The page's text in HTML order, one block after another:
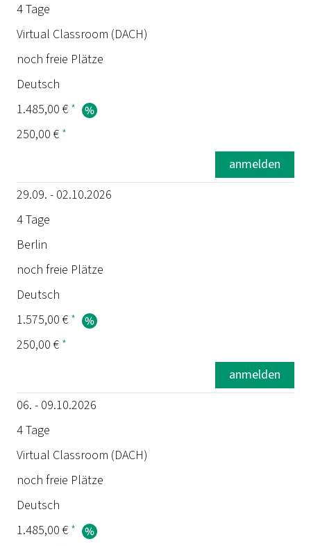
4 Tage
Virtual Classroom (DACH)
noch freie Plätze
Deutsch
1.485,00 € *
250,00 € *
anmelden
29.09. - 02.10.2026
4 Tage
Berlin
noch freie Plätze
Deutsch
1.575,00 € *
250,00 € *
anmelden
06. - 09.10.2026
4 Tage
Virtual Classroom (DACH)
noch freie Plätze
Deutsch
1.485,00 € *